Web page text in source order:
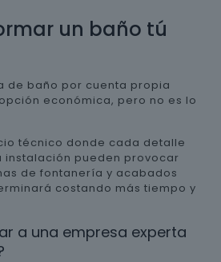
un baño tú
de baño por cuenta propia
económica, pero no es lo
técnico donde cada detalle
instalación pueden provocar
de fontanería y acabados
costando más tiempo y
a una empresa experta